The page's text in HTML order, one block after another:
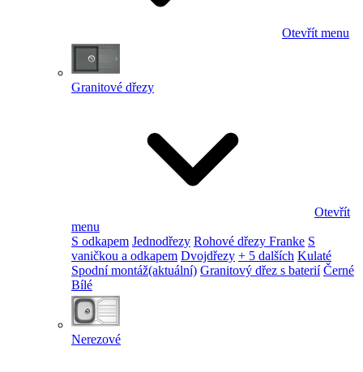
Otevřít menu
Granitové dřezy
Otevřít
menu
S odkapem Jednodřezy Rohové dřezy Franke S
vaničkou a odkapem Dvojdřezy + 5 dalších Kulaté
Spodní montáž(aktuální) Granitový dřez s baterií Černé
Bílé
Nerezové